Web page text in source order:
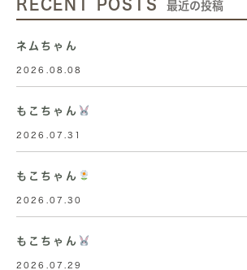
RECENT POSTS 最近の投稿
ネムちゃん
2026.08.08
もこちゃん
2026.07.31
もこちゃん
2026.07.30
もこちゃん
2026.07.29